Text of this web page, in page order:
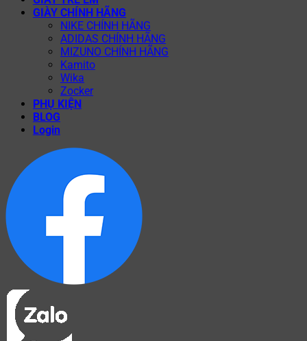
GIÀY CHÍNH HÃNG
NIKE CHÍNH HÃNG
ADIDAS CHÍNH HÃNG
MIZUNO CHÍNH HÃNG
Kamito
Wika
Zocker
PHỤ KIỆN
BLOG
Login